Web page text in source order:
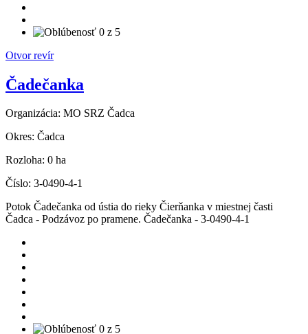
Otvor revír
Čadečanka
Organizácia: MO SRZ Čadca
Okres: Čadca
Rozloha: 0 ha
Číslo: 3-0490-4-1
Potok Čadečanka od ústia do rieky Čierňanka v miestnej časti
Čadca - Podzávoz po pramene. Čadečanka - 3-0490-4-1